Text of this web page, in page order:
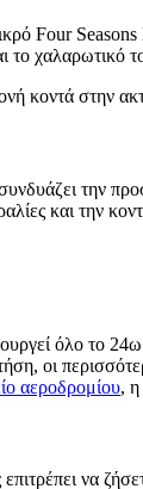
Four
κοντά στην
την
και την
όλο το
οι
αεροδρομίου, η
να